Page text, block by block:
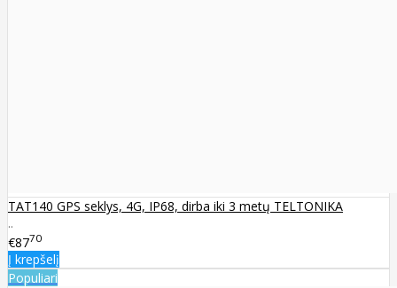
TAT140 GPS seklys, 4G, IP68, dirba iki 3 metų TELTONIKA
..
€8770
Į krepšelį
Populiari